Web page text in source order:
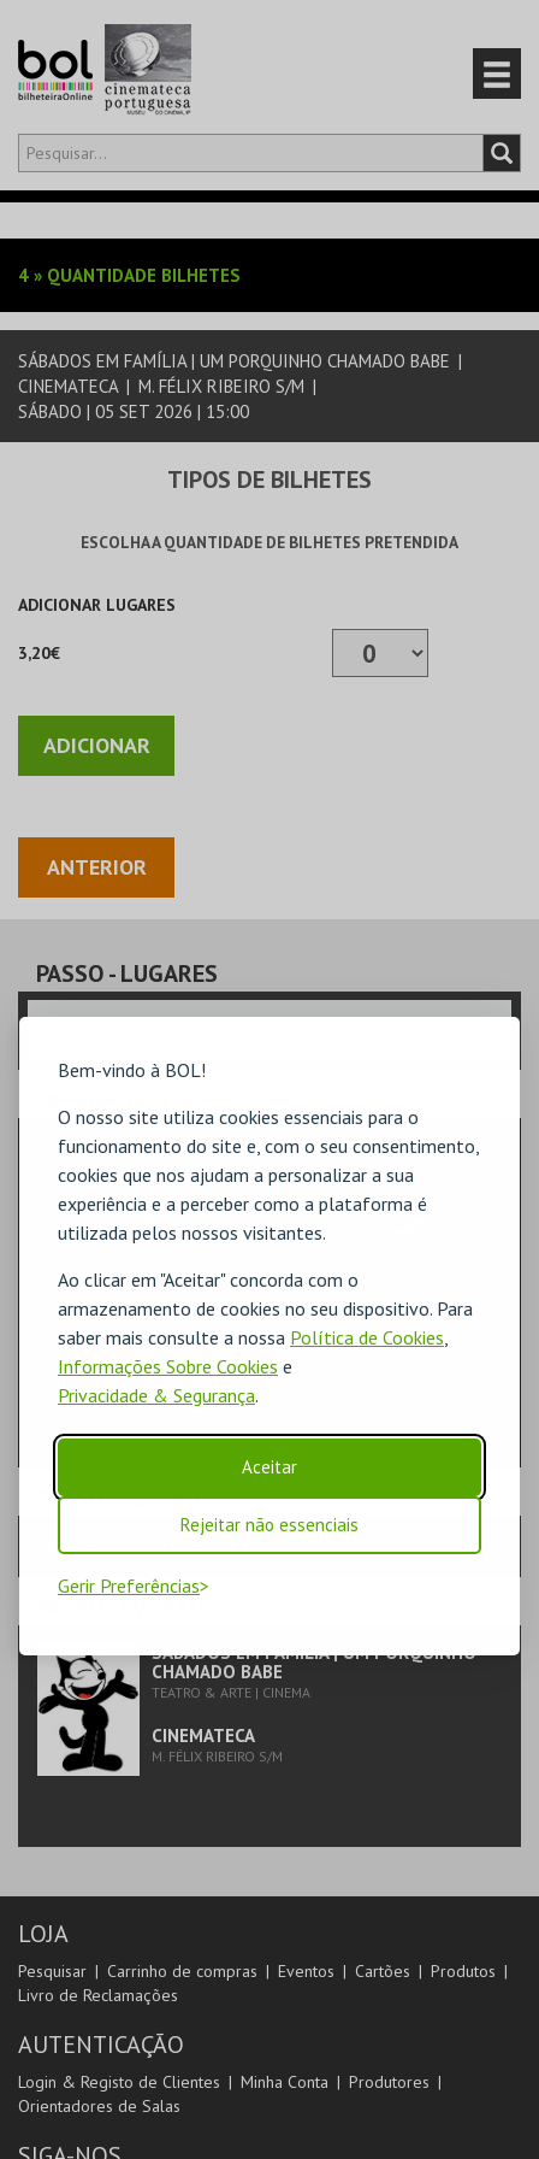
Bem-vindo à BOL!
O nosso site utiliza cookies essenciais para o
funcionamento do site e, com o seu consentimento,
cookies que nos ajudam a personalizar a sua
experiência e a perceber como a plataforma é
utilizada pelos nossos visitantes.
Ao clicar em "Aceitar" concorda com o
armazenamento de cookies no seu dispositivo. Para
saber mais consulte a nossa Política de Cookies,
Informações Sobre Cookies e
Privacidade & Segurança.
Aceitar
Rejeitar não essenciais
Gerir Preferências
Olá,iniciar sessão
EVENTOS
CARTÕES
PRODUTOS
4 » QUANTIDADE BILHETES
SÁBADOS EM FAMÍLIA | UM PORQUINHO CHAMADO BABE |
CINEMATECA | M. FÉLIX RIBEIRO S/M |
SÁBADO | 05 SET 2026 | 15:00
TIPOS DE BILHETES
ESCOLHA A QUANTIDADE DE BILHETES PRETENDIDA
ADICIONAR LUGARES
3,20€
ANTERIOR
PASSO- LUGARES
GERAL
PASSO- SESSÃO
SÁBADO | 05 SET 2026 | 15:00
SÁBADOS EM FAMÍLIA | UM PORQUINHO
CHAMADO BABE
TEATRO & ARTE | CINEMA
CINEMATECA
M. FÉLIX RIBEIRO S/M
LOJA
Pesquisar Carrinho de compras Eventos Cartões
Produtos
Livro de Reclamações
AUTENTICAÇÃO
Login & Registo de Clientes Minha Conta
Produtores
Orientadores de Salas